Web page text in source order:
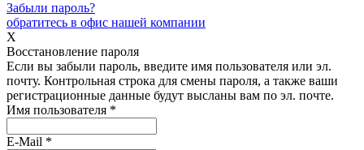
Забыли пароль?
обратитесь в офис нашей компании
X
Восстановление пароля
Если вы забыли пароль, введите имя пользователя или эл.
почту. Контрольная строка для смены пароля, а также ваши
регистрационные данные будут высланы вам по эл. почте.
Имя пользователя *
E-Mail *